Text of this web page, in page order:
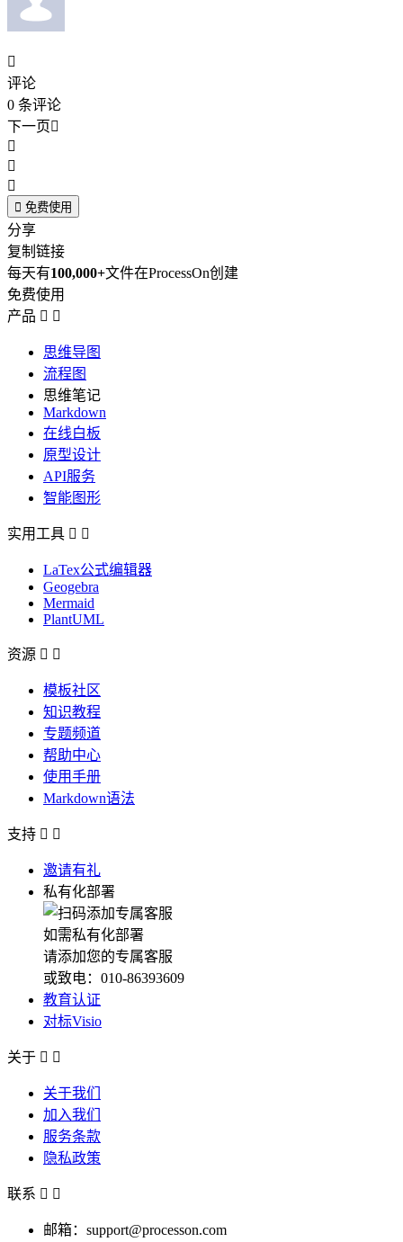

评论
0 条评论
下一页



 免费使用
分享
复制链接
每天有100,000+文件在ProcessOn创建
免费使用
产品  
思维导图
流程图
思维笔记
Markdown
在线白板
原型设计
API服务
智能图形
实用工具  
LaTex公式编辑器
Geogebra
Mermaid
PlantUML
资源  
模板社区
知识教程
专题频道
帮助中心
使用手册
Markdown语法
支持  
邀请有礼
私有化部署
如需私有化部署
请添加您的专属客服
或致电：010-86393609
教育认证
对标Visio
关于  
关于我们
加入我们
服务条款
隐私政策
联系  
邮箱：support@processon.com